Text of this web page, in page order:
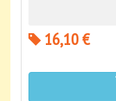
16,10 €